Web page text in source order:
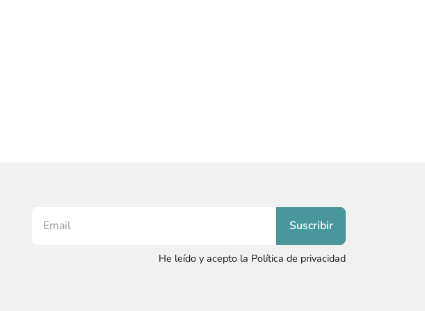
He leído y acepto la Política de privacidad